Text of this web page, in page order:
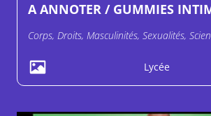
A ANNOTER / GUMMIES
Corps, Droits, Masculinités, Sexualités,
Lycée